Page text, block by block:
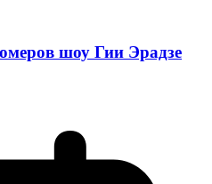
шоу Гии Эрадзе